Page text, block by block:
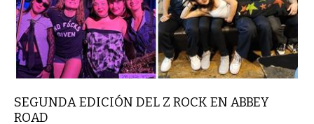
SEGUNDA EDICIÓN DEL Z ROCK EN ABBEY
ROAD